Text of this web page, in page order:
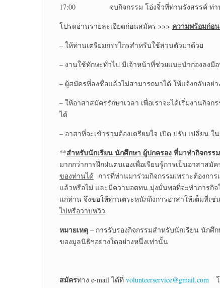
17:00 จบกิจกรรม โอ่งจิ๋วที่ท่านรังสรรค์ ท่านจะ
โปรดอ่านรายละเอียดก่อนสมัคร >>> ความพร้อมก่อ
– ให้ท่านเตรียมกรรไกรสำหรับใช้ส่วนตัวมาด้วย
– งานใช้ทักษะทั่วไป มีเจ้าหน้าที่ช่วยแนะนำก่องลง
– ผู้สมัครที่ลงชื่อแล้วไม่สามารถมาได้ ให้แจ้งกลับอย่
– ให้อาสาสมัครรักษาเวลา เพื่อเราจะได้เริ่มงานกิ
ได้
– อาสาที่จะเข้าร่วมต้องเตรียมใจ เปิด ปรับ เปลี่ยน
**สำหรับนักเรียน นักศึกษา ผู้ปกครองที่มาทำกิจกรร
มากกว่าการฝึกฝนตนเองเพื่อเรียนรู้การเป็นอาสาส
ของท่านได้ การที่ท่านมาร่วมกิจกรรมเพราะต้องกา
แล้วหรือไม่ และมีความอดทน มุ่งมั่นพอที่จะทำภารกิจ
แก่ท่าน จึงขอให้ท่านตระหนักถึงการอาสาให้เต็มที่เ
ไปหรือวาบหวิว
หมายเหตุ – การรับรองกิจกรรมสำหรับนักเรียน นัก
ของมูลนิธิฯอย่างใดอย่างหนึ่งเท่านั้น
สมัครทาง e-mail ได้ที่ volunteerservice@gmail.com โ